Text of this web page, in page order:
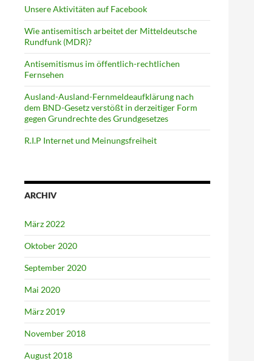
Unsere Aktivitäten auf Facebook
Wie antisemitisch arbeitet der Mitteldeutsche
Rundfunk (MDR)?
Antisemitismus im öffentlich-rechtlichen
Fernsehen
Ausland-Ausland-Fernmeldeaufklärung nach
dem BND-Gesetz verstößt in derzeitiger Form
gegen Grundrechte des Grundgesetzes
R.I.P Internet und Meinungsfreiheit
ARCHIV
März 2022
Oktober 2020
September 2020
Mai 2020
März 2019
November 2018
August 2018